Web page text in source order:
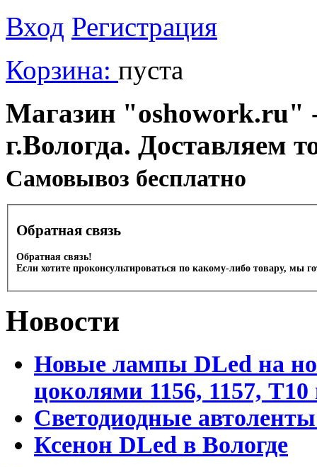
Вход Регистрация
Корзина: пуста
Магазин "oshowork.ru"
г.Вологда. Доставляем
Cамовывоз бесплатно
Обратная связь
Обратная связь!
Если хотите проконсультироваться по какому-либо товару, мы
Новости
Новые лампы DLed на
цоколями 1156, 1157, T10
Светодиодные
Ксенон DLed в Вологде